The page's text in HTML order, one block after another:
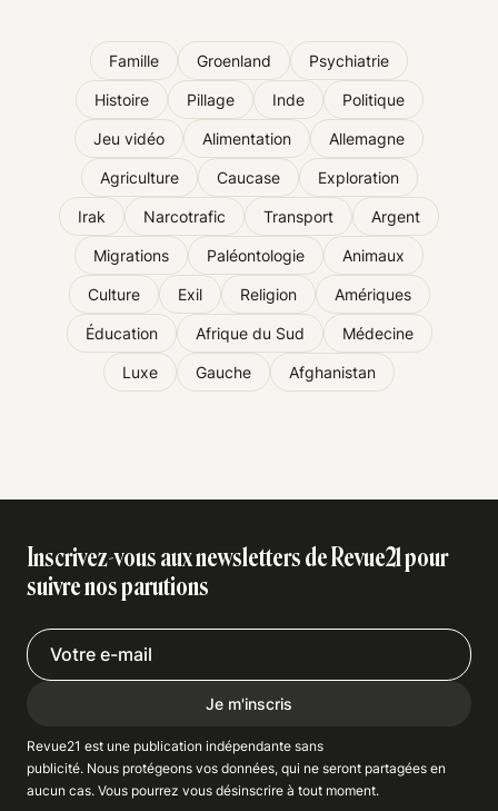
Famille Groenland Psychiatrie
Histoire Pillage Inde Politique
Jeu vidéo Alimentation Allemagne
Agriculture Caucase Exploration
Irak Narcotrafic Transport Argent
Migrations Paléontologie Animaux
Culture Exil Religion Amériques
Éducation Afrique du Sud Médecine
Luxe Gauche Afghanistan
Inscrivez-vous aux newsletters de Revue21 pour
suivre nos parutions
Je m'inscris
Revue21 est une publication indépendante sans
publicité. Nous protégeons vos données, qui ne seront partagées en
aucun cas. Vous pourrez vous désinscrire à tout moment.